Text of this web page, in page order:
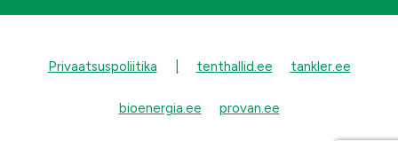
Privaatsuspoliitika tenthallid.ee tankler.ee
bioenergia.ee provan.ee